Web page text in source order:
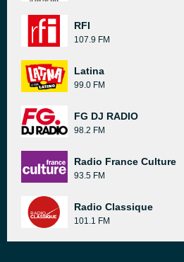
RFI
107.9 FM
Latina
99.0 FM
FG DJ RADIO
98.2 FM
Radio France Culture
93.5 FM
Radio Classique
101.1 FM